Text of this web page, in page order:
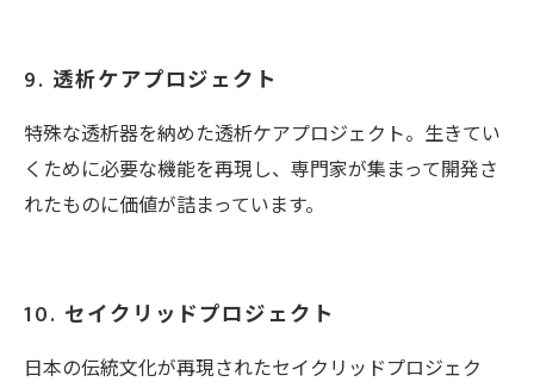
9. 透析ケアプロジェクト
特殊な透析器を納めた透析ケアプロジェクト。生きてい
くために必要な機能を再現し、専門家が集まって開発さ
れたものに価値が詰まっています。
10. セイクリッドプロジェクト
日本の伝統文化が再現されたセイクリッドプロジェク